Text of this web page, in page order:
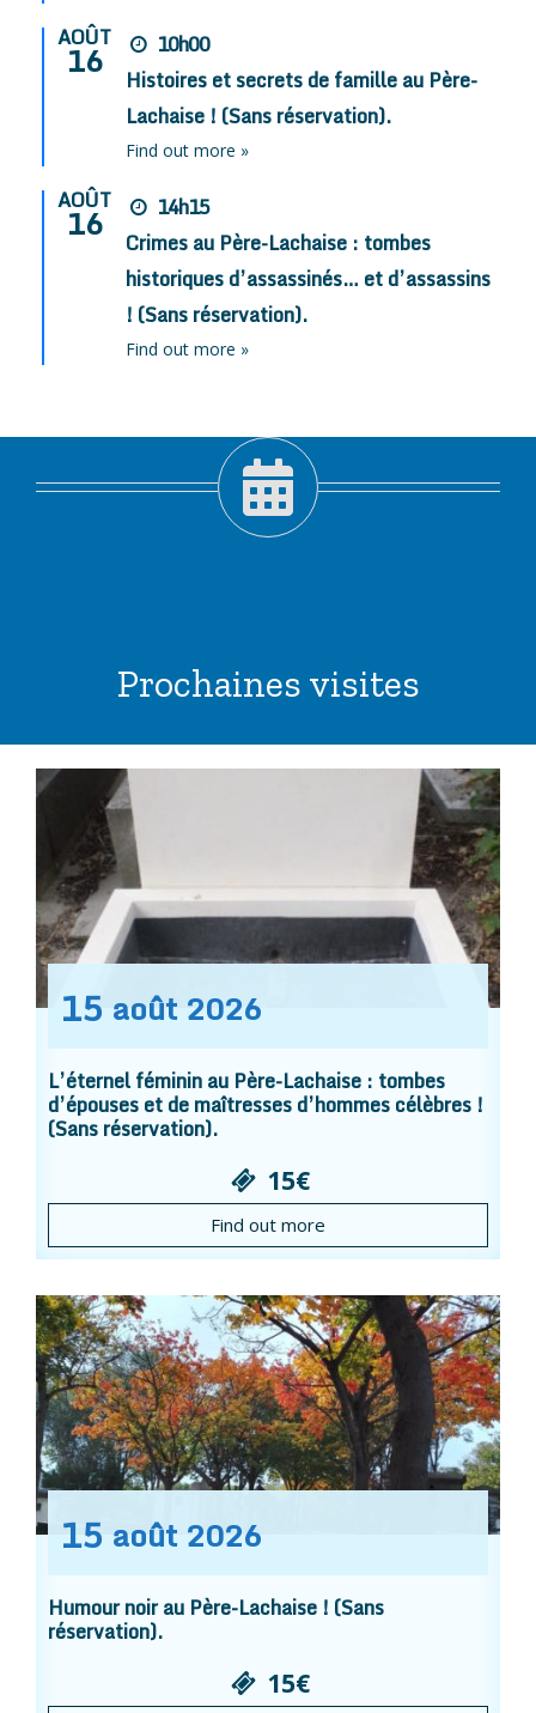
AOÛT
16
10h00
Histoires et secrets de famille au Père-
Lachaise ! (Sans réservation).
Find out more »
AOÛT
16
14h15
Crimes au Père-Lachaise : tombes
historiques d’assassinés… et d’assassins
! (Sans réservation).
Find out more »
Prochaines visites
15 août 2026
L’éternel féminin au Père-Lachaise : tombes
d’épouses et de maîtresses d’hommes célèbres !
(Sans réservation).
15€
Find out more
15 août 2026
Humour noir au Père-Lachaise ! (Sans
réservation).
15€